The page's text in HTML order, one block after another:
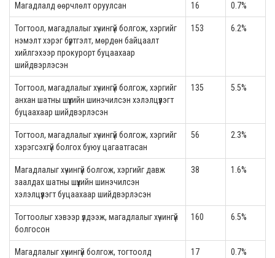
Магадлалд өөрчлөлт оруулсан 16 0.7%
Тогтоол, магадлалыг хүчингүй болгож, хэргийг
нэмэлт хэрэг бүртгэлт, мөрдөн байцаалт
хийлгэхээр прокурорт буцаахаар
шийдвэрлэсэн
153 6.2%
Тогтоол, магадлалыг хүчингүй болгож, хэргийг
анхан шатны шүүхийн шинэчилсэн хэлэлцүүлэгт
буцаахаар шийдвэрлэсэн
135 5.5%
Тогтоол, магадлалыг хүчингүй болгож, хэргийг
хэрэгсэхгүй болгох буюу цагаатгасан
56 2.3%
Магадлалыг хүчингүй болгож, хэргийг давж
заалдах шатны шүүхийн шинэчилсэн
хэлэлцүүлэгт буцаахаар шийдвэрлэсэн
38 1.6%
Тогтоолыг хэвээр үлдээж, магадлалыг хүчингүй
болгосон
160 6.5%
Магадлалыг хүчингүй болгож, тогтоолд
17 0.7%